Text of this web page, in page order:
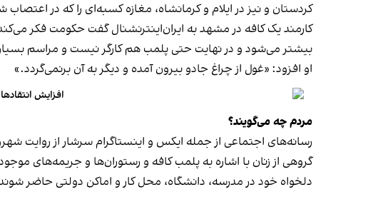
کردستان و نیز در ایلام و کرمانشاه، مغازه کسبه‌ای را که در اعتصاب
کارمند یک کافه در مشهد به ایران‌اینترنشنال گفت حکومت فکر می‌کند
بیشتر می‌شود و در نهایت حتی پلمب هم کارگر نیست و مراسم
او افزود: «غول از چراغ جادو بیرون آمده و دیگر به آن برنمی‎‌گردد.»
افزایش
مردم چه می‌گویند؟
رسانه‎‌های اجتماعی از جمله ایکس و اینستاگرام سرشار از روایت شهروندان از پلمب شدن کسب‌وکارها و فشار اجتماعی بر زنان برای حجاب اجباری‌اند.
گروهی از زنان با اشاره به پلمب کافه و رستوران‌ها و جریمه‌های
دلخواه خود در مدرسه، دانشگاه، محل کار و اماکن دولتی حاضر